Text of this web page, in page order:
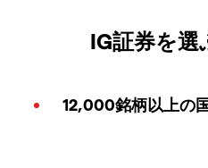
IG証券を選
12,000銘柄以上の